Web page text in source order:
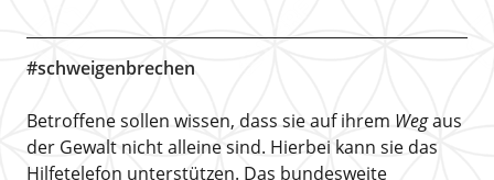
#schweigenbrechen
Betroffene sollen wissen, dass sie auf ihrem Wegaus
der Gewalt nicht alleine sind. Hierbei kann sie das
Hilfetelefon unterstützen. Das bundesweite